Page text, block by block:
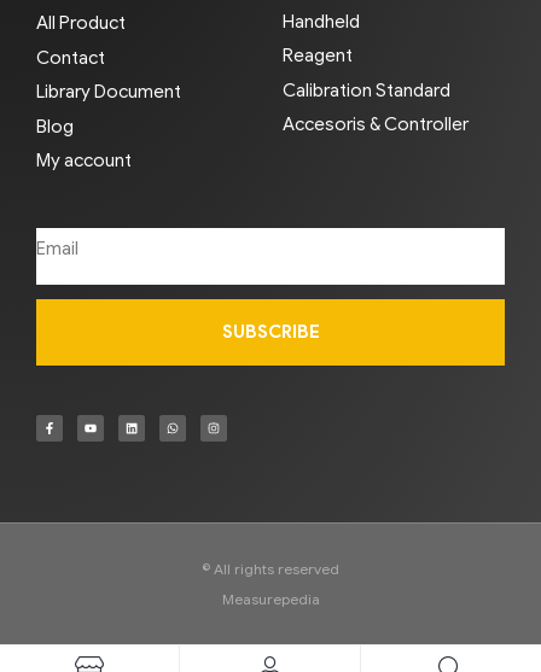
All Product
Contact
Library Document
Blog
My account
Handheld
Reagent
Calibration Standard
Accesoris & Controller
SUBSCRIBE
© All rights reserved
Measurepedia